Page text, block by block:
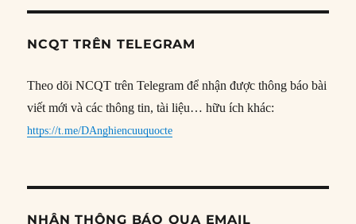
NCQT TRÊN TELEGRAM
Theo dõi NCQT trên Telegram để nhận được thông báo bài
viết mới và các thông tin, tài liệu… hữu ích khác:
https://t.me/DAnghiencuuquocte
NHẬN THÔNG BÁO QUA EMAIL